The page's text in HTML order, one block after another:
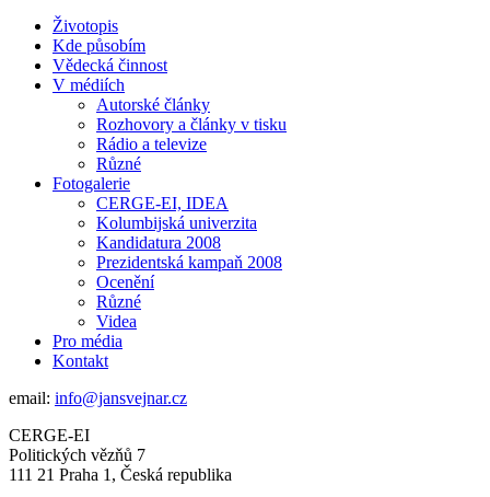
Životopis
Kde působím
Vědecká činnost
V médiích
Autorské články
Rozhovory a články v tisku
Rádio a televize
Různé
Fotogalerie
CERGE-EI, IDEA
Kolumbijská univerzita
Kandidatura 2008
Prezidentská kampaň 2008
Ocenění
Různé
Videa
Pro média
Kontakt
email: info@jansvejnar.cz
CERGE-EI
Politických vězňů 7
111 21 Praha 1, Česká republika